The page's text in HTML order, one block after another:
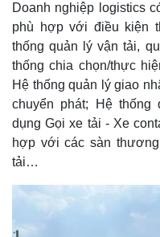
Doanh nghiệp logistics
phù hợp với điều kiện
thống quản lý vận tải,
thống chia chọn/thực
Hệ thống quản lý giao
chuyển phát; Hệ thống
dụng Gọi xe tải - Xe
hợp với các sàn
tải…